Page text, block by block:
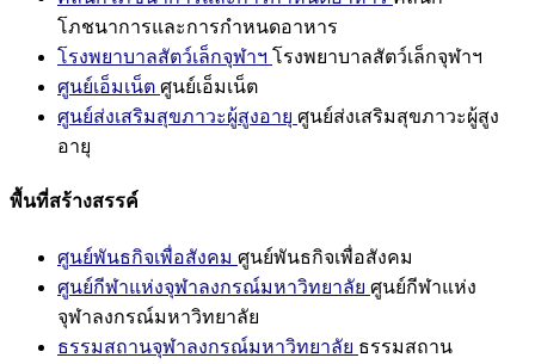
โภชนาการและการกำหนดอาหาร
โรงพยาบาลสัตว์เล็กจุฬาฯ โรงพยาบาลสัตว์เล็กจุฬาฯ
ศูนย์เอ็มเน็ต ศูนย์เอ็มเน็ต
ศูนย์ส่งเสริมสุขภาวะผู้สูงอายุ ศูนย์ส่งเสริมสุขภาวะผู้สูง
อายุ
พื้นที่สร้างสรรค์
ศูนย์พันธกิจเพื่อสังคม ศูนย์พันธกิจเพื่อสังคม
ศูนย์กีฬาแห่งจุฬาลงกรณ์มหาวิทยาลัย ศูนย์กีฬาแห่ง
จุฬาลงกรณ์มหาวิทยาลัย
ธรรมสถานจุฬาลงกรณ์มหาวิทยาลัย ธรรมสถาน